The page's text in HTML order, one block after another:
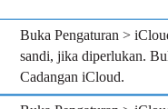
Buka Pengaturan >
sandi, jika diperlukan.
Cadangan iCloud.